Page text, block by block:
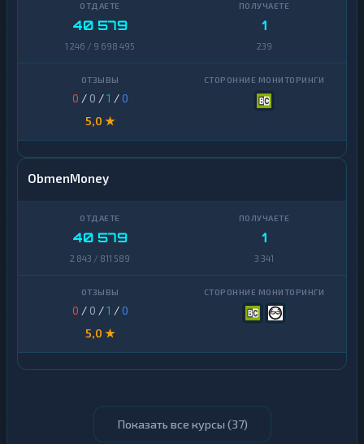
40 579
1 246 / 9 698 495
1
239
0 / 0 /1 /0
5,0 ★
ObmenMoney
40 579
2 843 / 811 589
1
3 341
0 / 0 /1 /0
5,0 ★
Показать все курсы (37)